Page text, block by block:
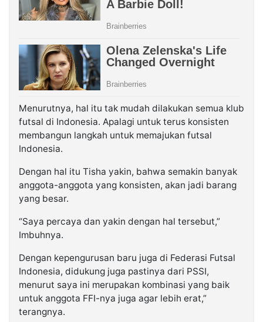
Menurutnya, hal itu tak mudah dilakukan semua klub
futsal di Indonesia. Apalagi untuk terus konsisten
membangun langkah untuk memajukan futsal
Indonesia.
Dengan hal itu Tisha yakin, bahwa semakin banyak
anggota-anggota yang konsisten, akan jadi barang
yang besar.
“Saya percaya dan yakin dengan hal tersebut,”
Imbuhnya.
Dengan kepengurusan baru juga di Federasi Futsal
Indonesia, didukung juga pastinya dari PSSI,
menurut saya ini merupakan kombinasi yang baik
untuk anggota FFI-nya juga agar lebih erat,”
terangnya.